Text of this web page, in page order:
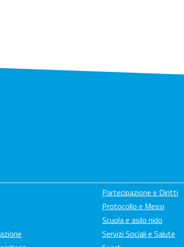
Partecipazione e Diritti
Protocollo e Messi
Scuola e asilo nido
Servizi Sociali e Salute